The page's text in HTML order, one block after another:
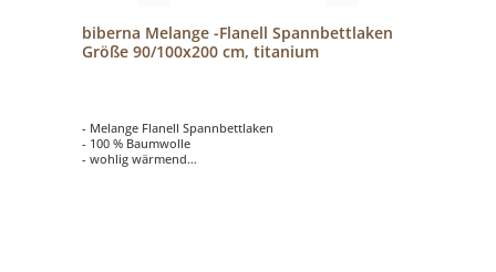
biberna Melange -Flanell Spannbettlaken
Größe 90/100x200 cm, titanium
- Melange Flanell Spannbettlaken
- 100 % Baumwolle
- wohlig wärmend